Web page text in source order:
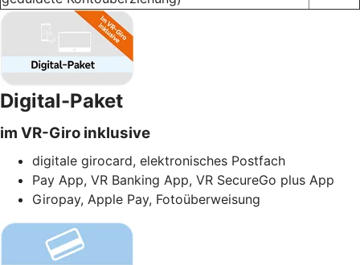
Digital-Paket
im VR-Giro inklusive
digitale girocard, elektronisches Postfach
Pay App, VR Banking App, VR SecureGo plus App
Giropay, Apple Pay, Fotoüberweisung